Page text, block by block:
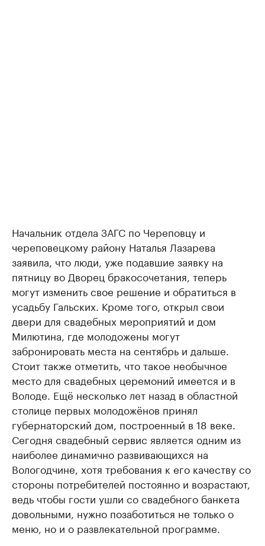
Начальник отдела ЗАГС по Череповцу и
череповецкому району Наталья Лазарева
заявила, что люди, уже подавшие заявку на
пятницу во Дворец бракосочетания, теперь
могут изменить свое решение и обратиться в
усадьбу Гальских. Кроме того, открыл свои
двери для свадебных мероприятий и дом
Милютина, где молодожены могут
забронировать места на сентябрь и дальше.
Стоит также отметить, что такое необычное
место для свадебных церемоний имеется и в
Володе. Ещё несколько лет назад в областной
столице первых молодожёнов принял
губернаторский дом, построенный в 18 веке.
Сегодня свадебный сервис является одним из
наиболее динамично развивающихся на
Вологодчине, хотя требования к его качеству со
стороны потребителей постоянно и возрастают,
ведь чтобы гости ушли со свадебного банкета
довольными, нужно позаботиться не только о
меню, но и о развлекательной программе.